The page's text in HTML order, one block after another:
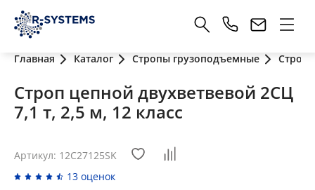
Главная Каталог Стропы грузоподъемные
Строп цепной двухветвевой 2СЦ
7,1 т, 2,5 м, 12 класс
Артикул: 12C27125SK
13 оценок